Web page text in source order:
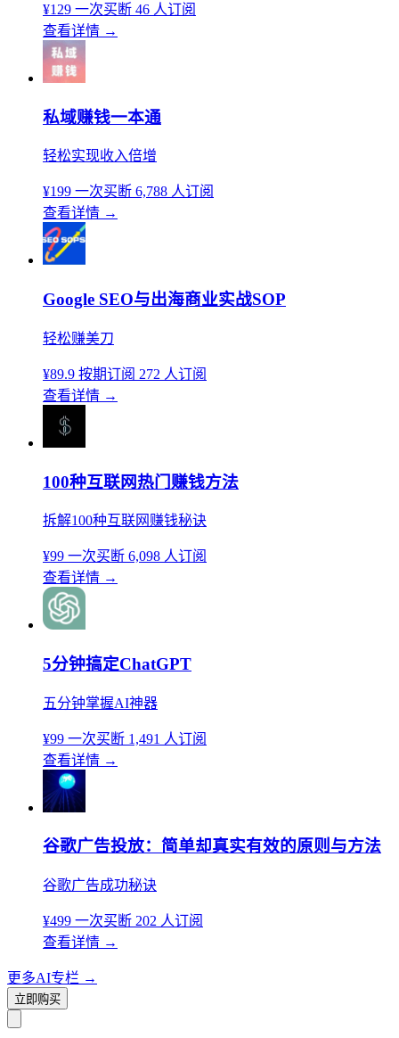
¥129 一次买断 46 人订阅
查看详情 →
私域赚钱一本通
轻松实现收入倍增
¥199 一次买断 6,788 人订阅
查看详情 →
Google SEO与出海商业实战SOP
轻松赚美刀
¥89.9 按期订阅 272 人订阅
查看详情 →
100种互联网热门赚钱方法
拆解100种互联网赚钱秘诀
¥99 一次买断 6,098 人订阅
查看详情 →
5分钟搞定ChatGPT
五分钟掌握AI神器
¥99 一次买断 1,491 人订阅
查看详情 →
谷歌广告投放：简单却真实有效的原则与方法
谷歌广告成功秘诀
¥499 一次买断 202 人订阅
查看详情 →
更多AI专栏 →
立即购买